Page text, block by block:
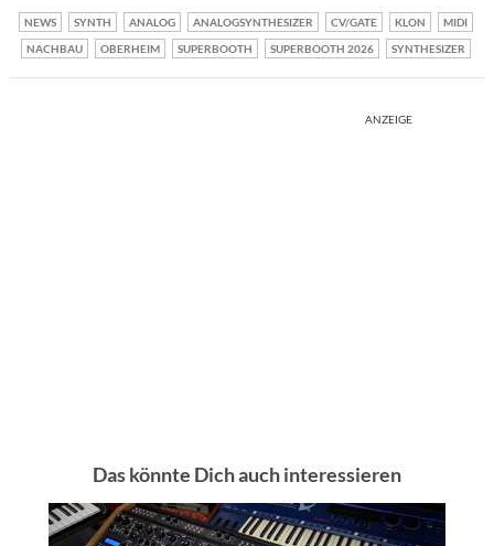
NEWS SYNTH ANALOG ANALOGSYNTHESIZER CV/GATE KLON
MIDI
NACHBAU
OBERHEIM SUPERBOOTH SUPERBOOTH 2026 SYNTHESIZER
ANZEIGE
Das könnte Dich auch interessieren